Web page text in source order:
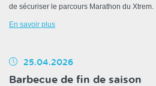
de sécuriser le parcours Marathon du
En savoir plus
25.04.2026
Barbecue de fin de saison